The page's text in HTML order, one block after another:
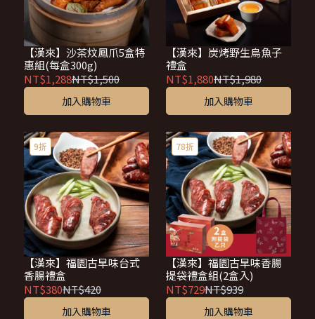
【漢來】沙茶炆鳳爪5盒特
惠組(每盒300g)
NT$1,288NT$1,500
加入購物車
【漢來】炭烤野生烏魚子
禮盒
NT$1,880NT$1,980
加入購物車
9折
【漢來】福園古早味台式
香腸禮盒
NT$380NT$420
加入購物車
78折
【漢來】福園古早味香腸
提袋禮盒組(2盒入)
NT$729NT$939
加入購物車